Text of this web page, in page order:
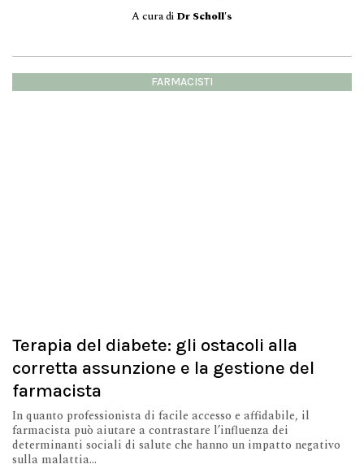
A cura di Dr Scholl's
FARMACISTI
Terapia del diabete: gli ostacoli alla
corretta assunzione e la gestione del
farmacista
In quanto professionista di facile accesso e affidabile, il
farmacista può aiutare a contrastare l’influenza dei
determinanti sociali di salute che hanno un impatto negativo
sulla malattia...